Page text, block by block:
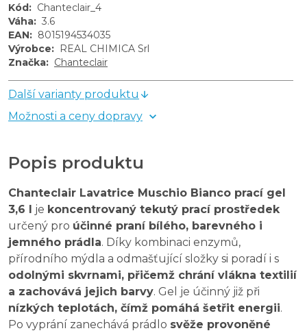
Kód: Chanteclair_4
Váha: 3.6
EAN: 8015194534035
Výrobce: REAL CHIMICA Srl
Značka: Chanteclair
Další varianty produktu
Možnosti a ceny dopravy
Popis produktu
Chanteclair Lavatrice Muschio Bianco prací gel
3,6 l je koncentrovaný tekutý prací prostředek
určený pro účinné praní bílého, barevného i
jemného prádla. Díky kombinaci enzymů,
přírodního mýdla a odmašťující složky si poradí i s
odolnými skvrnami, přičemž chrání vlákna textilií
a zachovává jejich barvy. Gel je účinný již při
nízkých teplotách, čímž pomáhá šetřit energii.
Po vyprání zanechává prádlo svěže provoněné